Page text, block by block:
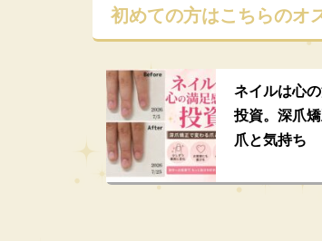
初めての方はこちらのオ
ネイルは心
投資。深爪
爪と気持ち